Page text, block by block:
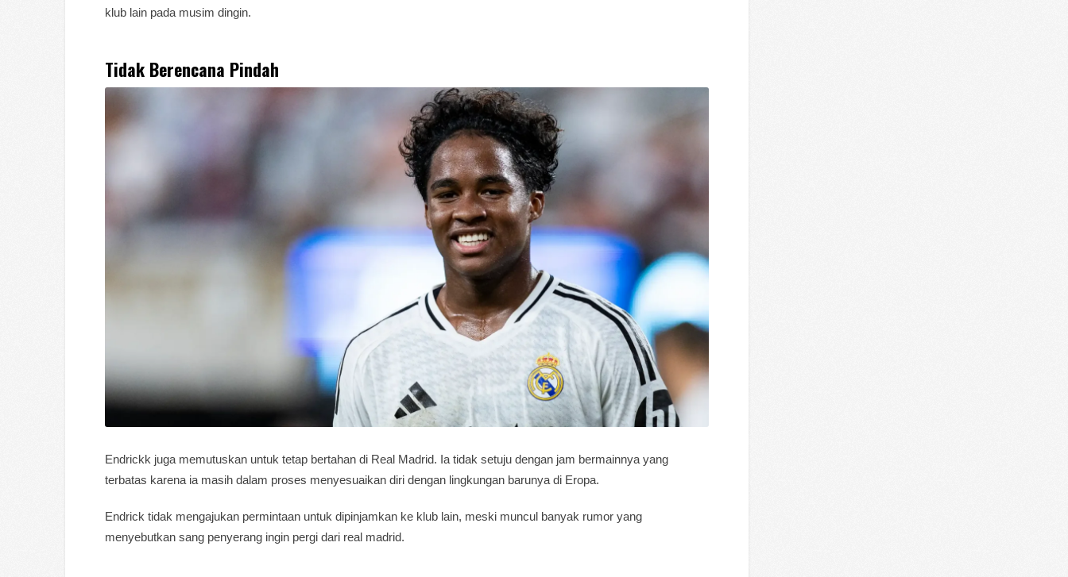
klub lain pada musim dingin.
Tidak Berencana Pindah
Endrickk juga memutuskan untuk tetap bertahan di Real Madrid. Ia tidak setuju dengan jam bermainnya yang
terbatas karena ia masih dalam proses menyesuaikan diri dengan lingkungan barunya di Eropa.
Endrick tidak mengajukan permintaan untuk dipinjamkan ke klub lain, meski muncul banyak rumor yang
menyebutkan sang penyerang ingin pergi dari real madrid.